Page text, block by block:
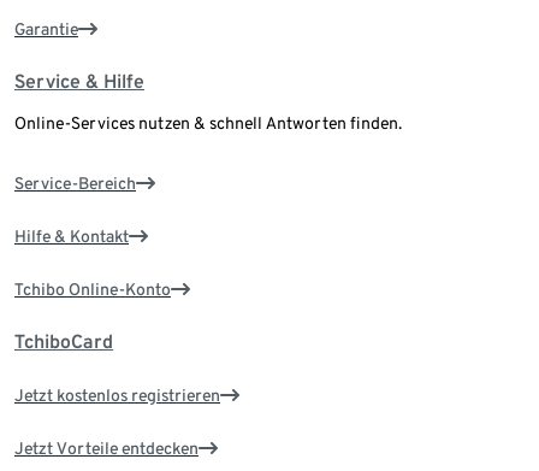
Garantie
Service & Hilfe
Online-Services nutzen & schnell Antworten finden.
Service-Bereich
Hilfe & Kontakt
Tchibo Online-Konto
TchiboCard
Jetzt kostenlos registrieren
Jetzt Vorteile entdecken